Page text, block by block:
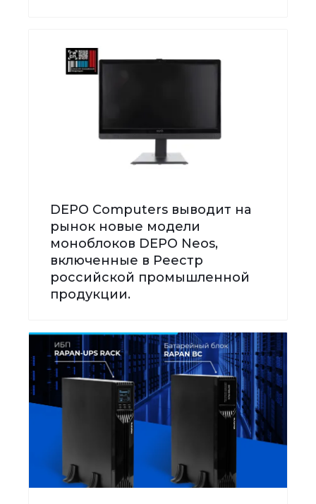
DEPO Computers выводит на
рынок новые модели
моноблоков DEPO Neos,
включенные в Реестр
российской промышленной
продукции.